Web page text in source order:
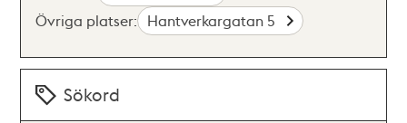
Övriga platser: Hantverkargatan 5
Sökord